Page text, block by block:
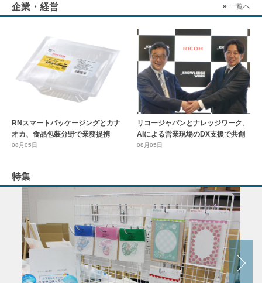
企業・経営 一覧へ
RNスマートパッケージングとカナ
オカ、食品包装分野で業務提携
08月05日
リコージャパンとナレッジワーク、
AIによる営業現場のDX支援で共創
08月05日
特集